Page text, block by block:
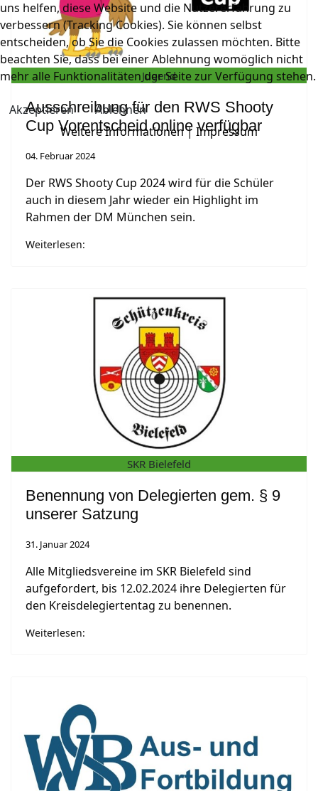
Jugend
Ausschreibung für den RWS Shooty
Cup Vorentscheid online verfügbar
04. Februar 2024
Der RWS Shooty Cup 2024 wird für die Schüler
auch in diesem Jahr wieder ein Highlight im
Rahmen der DM München sein.
Weiterlesen:
SKR Bielefeld
Benennung von Delegierten gem. § 9
unserer Satzung
31. Januar 2024
Alle Mitgliedsvereine im SKR Bielefeld sind
aufgefordert, bis 12.02.2024 ihre Delegierten für
den Kreisdelegiertentag zu benennen.
Weiterlesen:
uns helfen, diese Website und die Nutzererfahrung zu
verbessern (Tracking Cookies). Sie können selbst
entscheiden, ob Sie die Cookies zulassen möchten. Bitte
beachten Sie, dass bei einer Ablehnung womöglich nicht
mehr alle Funktionalitäten der Seite zur Verfügung stehen.
Akzeptieren
Ablehnen
Weitere Informationen|Impressum